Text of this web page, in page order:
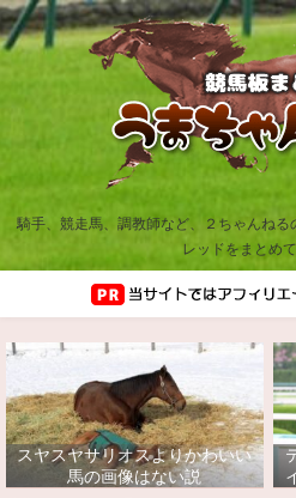
騎手、競走馬、調教師など、２ちゃんね
レッドをまとめ
スヤスヤサリオスよりかわいい
馬の画像はない説